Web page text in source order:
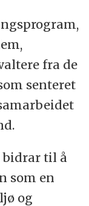
fra de
senteret
til å
som en
og